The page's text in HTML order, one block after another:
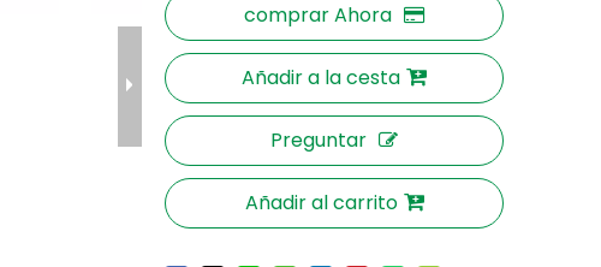
comprar Ahora
Añadir a la cesta
Preguntar
Añadir al carrito